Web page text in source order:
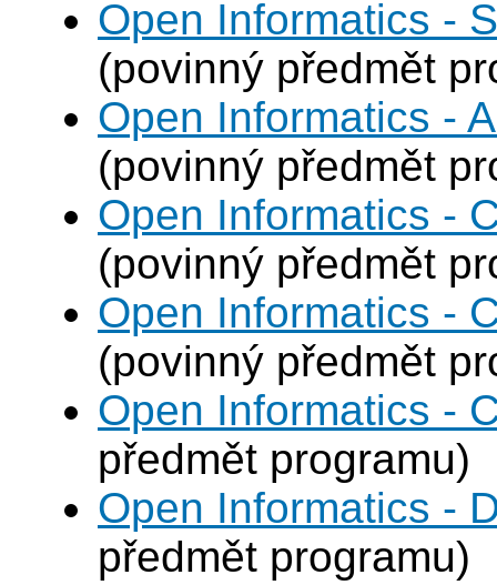
Open Informatics -
(povinný předmět
Open Informatics -
(povinný předmět
Open Informatics -
(povinný předmět
Open Informatics -
(povinný předmět
Open Informatics -
předmět programu)
Open Informatics -
předmět programu)